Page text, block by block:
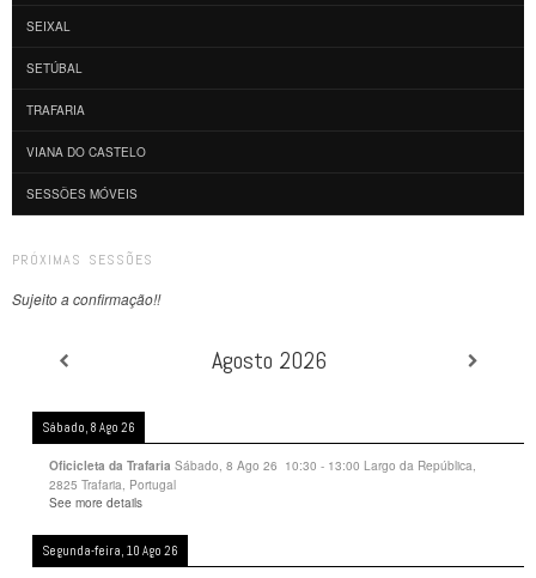
SEIXAL
SETÚBAL
TRAFARIA
VIANA DO CASTELO
SESSÕES MÓVEIS
PRÓXIMAS SESSÕES
Sujeito a confirmação!!
Agosto 2026
Sábado, 8 Ago 26
Oficicleta da Trafaria Sábado, 8 Ago 26 10:30 - 13:00 Largo da República,
2825 Trafaria, Portugal
See more details
Segunda-feira, 10 Ago 26